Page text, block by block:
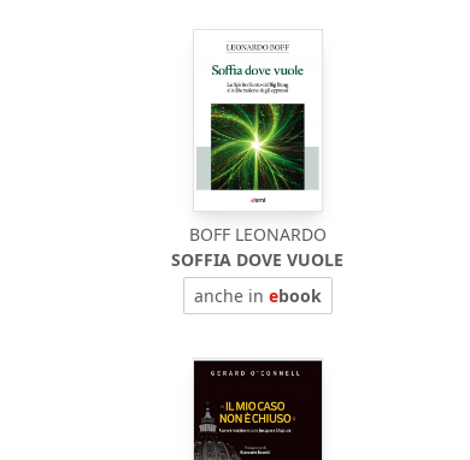
BOFF LEONARDO
SOFFIA DOVE VUOLE
anche in ebook